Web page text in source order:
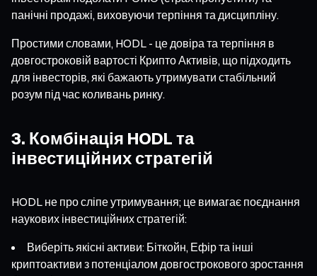
панічні продажі, виховуючи терпіння та дисципліну.
Простими словами, HODL - це довіра та терпіння в
довгостроковій вартості Крипто Активів, що підходить
для інвесторів, які бажають утримувати стабільний
розум під час коливань ринку.
3. Комбінація HODL та
інвестиційних стратегій
HODL не про сліпе утримування; це вимагає поєднання
наукових інвестиційних стратегій:
Виберіть якісні активи: Біткойн, Ефір та інші
криптоактиви з потенціалом довгострокового зростання